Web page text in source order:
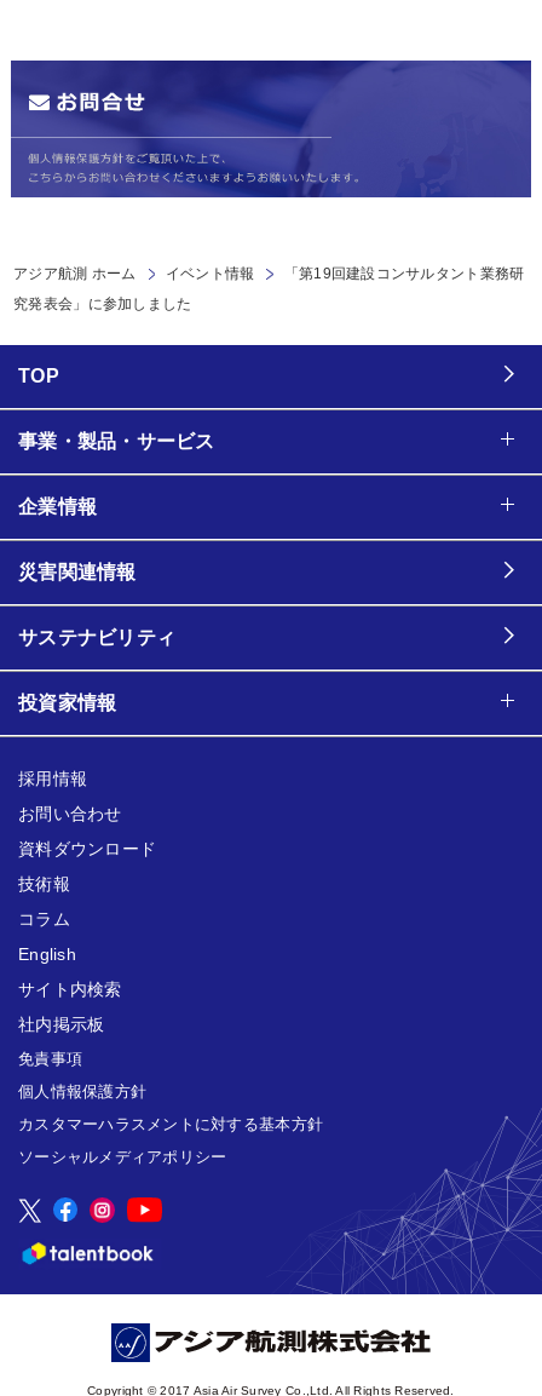
アジア航測 ホーム イベント情報
「第19回建設コンサルタント業務研
究発表会」に参加しました
TOP
事業・製品・サービス
企業情報
災害関連情報
サステナビリティ
投資家情報
採用情報
お問い合わせ
資料ダウンロード
技術報
コラム
English
サイト内検索
社内掲示板
免責事項
個人情報保護方針
カスタマーハラスメントに対する基本方針
ソーシャルメディアポリシー
Copyright © 2017 Asia Air Survey Co.,Ltd. All Rights Reserved.